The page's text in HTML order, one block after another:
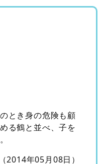
とき身の危険も顧
る鶴と並べ、子を
（2014年05月08日）